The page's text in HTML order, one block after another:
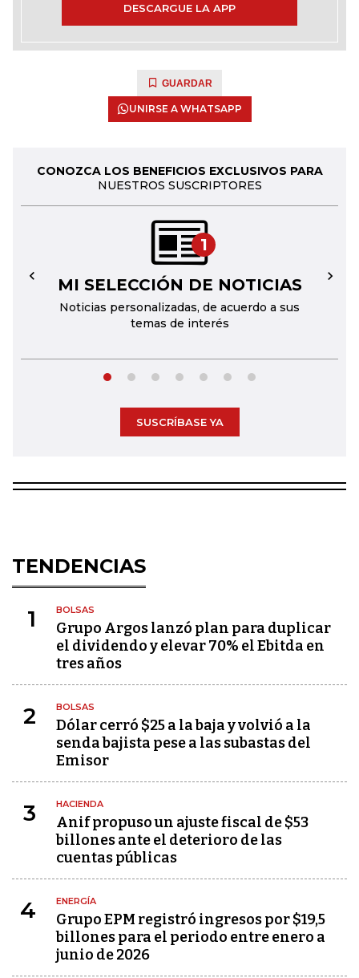
DESCARGUE LA APP
GUARDAR
UNIRSE A WHATSAPP
CONOZCA LOS BENEFICIOS EXCLUSIVOS PARA
NUESTROS SUSCRIPTORES
1
MI SELECCIÓN DE NOTICIAS
Noticias personalizadas, de acuerdo a sus
temas de interés
← →
SUSCRÍBASE YA
TENDENCIAS
1 BOLSAS
Grupo Argos lanzó plan para duplicar
el dividendo y elevar 70% el Ebitda en
tres años
2 BOLSAS
Dólar cerró $25 a la baja y volvió a la
senda bajista pese a las subastas del
Emisor
3 HACIENDA
Anif propuso un ajuste fiscal de $53
billones ante el deterioro de las
cuentas públicas
4 ENERGÍA
Grupo EPM registró ingresos por $19,5
billones para el periodo entre enero a
junio de 2026